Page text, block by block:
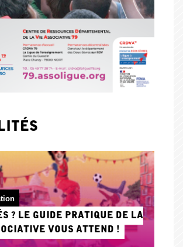
? Le Guide pratique de la
vous attend !